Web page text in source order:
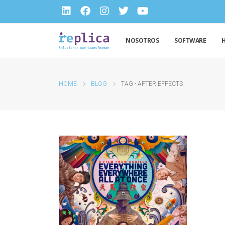
NOSOTROS SOFTWARE
HOME BLOG TAG - AFTER EFFECTS